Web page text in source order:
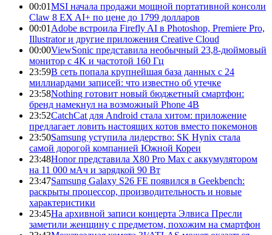
00:01MSI начала продажи мощной портативной консоли
Claw 8 EX AI+ по цене до 1799 долларов
00:01 Adobe встроила Firefly AI в Photoshop, Premiere Pro,
Illustrator и другие приложения Creative Cloud
00:00ViewSonic представила необычный 23,8-дюймовый
монитор с 4K и частотой 160 Гц
23:59В сеть попала крупнейшая база данных с 24
миллиардами записей: что известно об утечке
23:58Nothing готовит новый бюджетный смартфон:
бренд намекнул на возможный Phone 4B
23:52CatchCat для Android стала хитом: приложение
предлагает ловить настоящих котов вместо покемонов
23:50Samsung уступила лидерство: SK Hynix стала
самой дорогой компанией Южной Кореи
23:48Honor представила X80 Pro Max с аккумулятором
на 11 000 мАч и зарядкой 90 Вт
23:47Samsung Galaxy S26 FE появился в Geekbench:
раскрыты процессор, производительность и новые
характеристики
23:45На архивной записи концерта Элвиса Пресли
заметили женщину с предметом, похожим на смартфон